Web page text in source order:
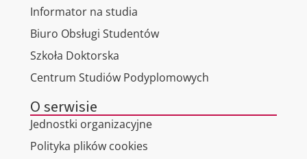
Informator na studia
Biuro Obsługi Studentów
Szkoła Doktorska
Centrum Studiów Podyplomowych
O serwisie
Jednostki organizacyjne
Polityka plików cookies